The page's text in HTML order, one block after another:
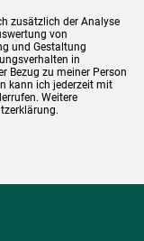
zusätzlich der Analyse
von
und Gestaltung
in
Bezug zu meiner Person
kann ich jederzeit mit
Weitere